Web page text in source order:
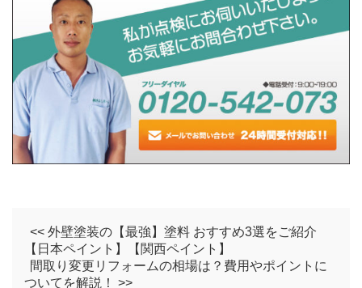
<< 外壁塗装の【最強】塗料 おすすめ3選をご紹介
【日本ペイント】【関西ペイント】
間取り変更リフォームの相場は？費用やポイントに
ついてを解説！ >>